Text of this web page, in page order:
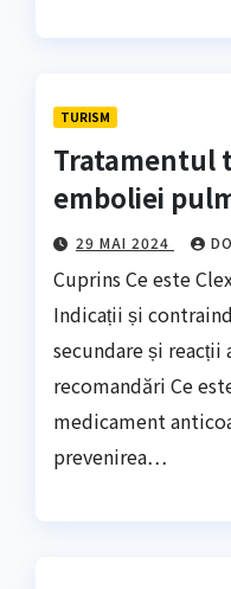
TURISM
Tratamentul
emboliei
29 MAI 2024
Cuprins Ce este
Indicații și
secundare și reacții
recomandări Ce
medicament
prevenirea…